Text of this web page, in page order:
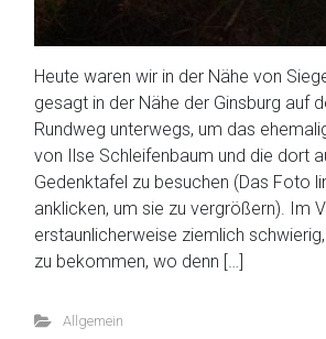
Heute waren wir in der Nähe von
gesagt in der Nähe der Ginsburg auf
Rundweg unterwegs, um das
von Ilse Schleifenbaum und die dort
Gedenktafel zu besuchen (Das Foto
anklicken, um sie zu vergrößern). Im
erstaunlicherweise ziemlich
zu bekommen, wo denn […]
Allgemein